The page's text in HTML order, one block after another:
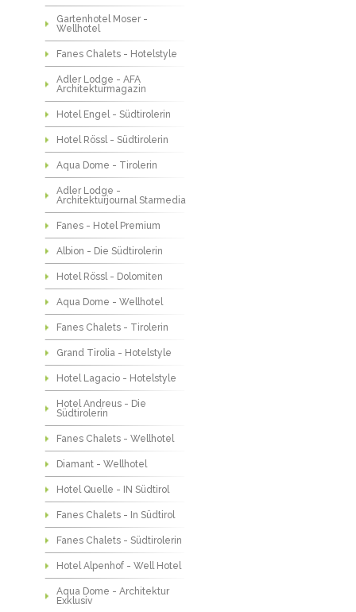
Gartenhotel Moser -
Wellhotel
Fanes Chalets - Hotelstyle
Adler Lodge - AFA
Architekturmagazin
Hotel Engel - Südtirolerin
Hotel Rössl - Südtirolerin
Aqua Dome - Tirolerin
Adler Lodge -
Architekturjournal Starmedia
Fanes - Hotel Premium
Albion - Die Südtirolerin
Hotel Rössl - Dolomiten
Aqua Dome - Wellhotel
Fanes Chalets - Tirolerin
Grand Tirolia - Hotelstyle
Hotel Lagacio - Hotelstyle
Hotel Andreus - Die
Südtirolerin
Fanes Chalets - Wellhotel
Diamant - Wellhotel
Hotel Quelle - IN Südtirol
Fanes Chalets - In Südtirol
Fanes Chalets - Südtirolerin
Hotel Alpenhof - Well Hotel
Aqua Dome - Architektur
Exklusiv